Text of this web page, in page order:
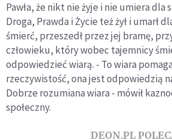
Pawła, że nikt nie żyje i nie umiera dla
Droga, Prawda i Życie też żył i umarł
śmierć, przeszedł przez jej bramę,
człowieku, który wobec tajemnicy
odpowiedzieć wiarą. - To wiara
rzeczywistość, ona jest odpowiedzią
Dobrze rozumiana wiara - mówił
społeczny.
DEON.PL